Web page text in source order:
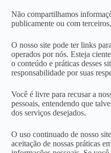
Não compartilhamos
publicamente ou com
O nosso site pode ter links
operados por nós. Esteja
o conteúdo e práticas desses
responsabilidade por suas
Você é livre para recusar a
pessoais, entendendo que
dos serviços desejados.
O uso continuado de nosso
aceitação de nossas práticas